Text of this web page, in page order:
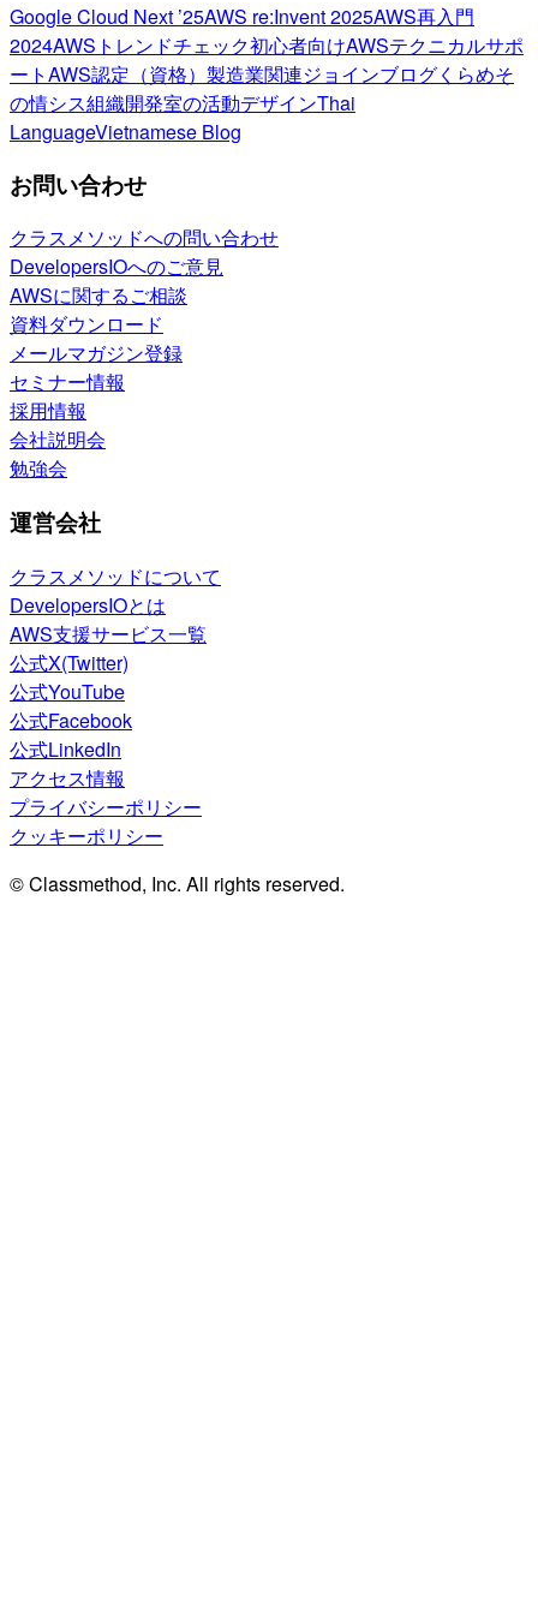
Google Cloud Next ’25AWS re:Invent 2025AWS再入門
2024AWSトレンドチェック初心者向けAWSテクニカルサポ
ートAWS認定（資格） 製造業関連ジョインブログくらめそ
の情シス組織開発室の活動デザインThai
LanguageVietnamese Blog
お問い合わせ
クラスメソッドへの問い合わせ
DevelopersIOへのご意見
AWSに関するご相談
資料ダウンロード
メールマガジン登録
セミナー情報
採用情報
会社説明会
勉強会
運営会社
クラスメソッドについて
DevelopersIOとは
AWS支援サービス一覧
公式X(Twitter)
公式YouTube
公式Facebook
公式LinkedIn
アクセス情報
プライバシーポリシー
クッキーポリシー
© Classmethod, Inc. All rights reserved.